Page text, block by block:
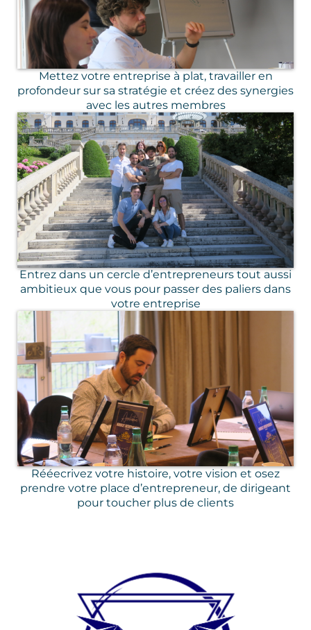
Mettez votre entreprise à plat, travailler en
profondeur sur sa stratégie et créez des synergies
avec les autres membres
Entrez dans un cercle d’entrepreneurs tout aussi
ambitieux que vous pour passer des paliers dans
votre entreprise
Rééecrivez votre histoire, votre vision et osez
prendre votre place d’entrepreneur, de dirigeant
pour toucher plus de clients